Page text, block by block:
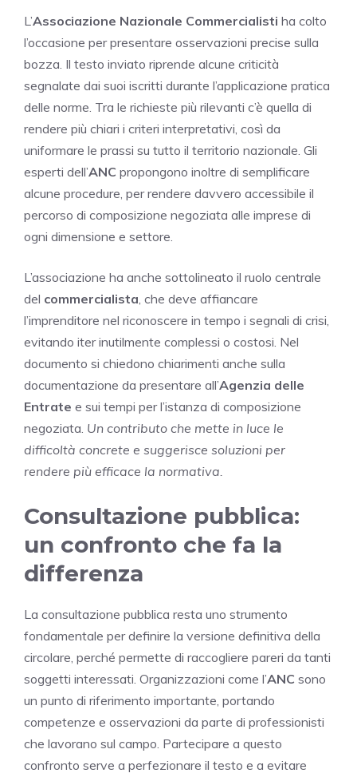
L’Associazione Nazionale Commercialisti ha colto
l’occasione per presentare osservazioni precise sulla
bozza. Il testo inviato riprende alcune criticità
segnalate dai suoi iscritti durante l’applicazione pratica
delle norme. Tra le richieste più rilevanti c’è quella di
rendere più chiari i criteri interpretativi, così da
uniformare le prassi su tutto il territorio nazionale. Gli
esperti dell’ANC propongono inoltre di semplificare
alcune procedure, per rendere davvero accessibile il
percorso di composizione negoziata alle imprese di
ogni dimensione e settore.
L’associazione ha anche sottolineato il ruolo centrale
del commercialista , che deve affiancare
l’imprenditore nel riconoscere in tempo i segnali di crisi,
evitando iter inutilmente complessi o costosi. Nel
documento si chiedono chiarimenti anche sulla
documentazione da presentare all’Agenzia delle
Entrate e sui tempi per l’istanza di composizione
negoziata. Un contributo che mette in luce le
difficoltà concrete e suggerisce soluzioni per
rendere più efficace la normativa.
Consultazione pubblica:
un confronto che fa la
differenza
La consultazione pubblica resta uno strumento
fondamentale per definire la versione definitiva della
circolare, perché permette di raccogliere pareri da tanti
soggetti interessati. Organizzazioni come l’ANC sono
un punto di riferimento importante, portando
competenze e osservazioni da parte di professionisti
che lavorano sul campo. Partecipare a questo
confronto serve a perfezionare il testo e a evitare